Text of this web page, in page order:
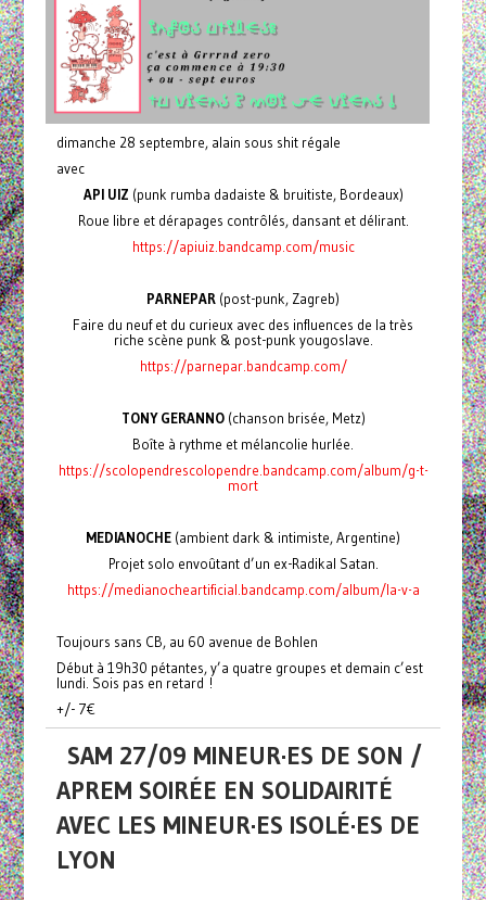
dimanche 28 septembre, alain sous shit régale
avec
API UIZ (punk rumba dadaiste & bruitiste, Bordeaux)
Roue libre et dérapages contrôlés, dansant et délirant.
https://apiuiz.bandcamp.com/music
PARNEPAR (post-punk, Zagreb)
Faire du neuf et du curieux avec des influences de la très
riche scène punk & post-punk yougoslave.
https://parnepar.bandcamp.com/
TONY GERANNO(chanson brisée, Metz)
Boîte à rythme et mélancolie hurlée.
https://scolopendrescolopendre.bandcamp.com/album/g-t-
mort
MEDIANOCHE (ambient dark & intimiste, Argentine)
Projet solo envoûtant d’un ex-Radikal Satan.
https://medianocheartificial.bandcamp.com/album/la-v-a
Toujours sans CB, au 60 avenue de Bohlen
Début à 19h30 pétantes, y’a quatre groupes et demain c’est
lundi. Sois pas en retard !
+/- 7€
SAM 27/09 MINEUR·ES DE SON /
APREM SOIRÉE EN SOLIDAIRITÉ
AVEC LES MINEUR·ES ISOLÉ·ES DE
LYON